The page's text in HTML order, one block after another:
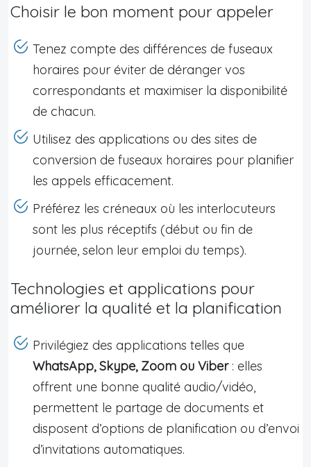
Choisir le bon moment pour appeler
Tenez compte des différences de fuseaux
horaires pour éviter de déranger vos
correspondants et maximiser la disponibilité
de chacun.
Utilisez des applications ou des sites de
conversion de fuseaux horaires pour planifier
les appels efficacement.
Préférez les créneaux où les interlocuteurs
sont les plus réceptifs (début ou fin de
journée, selon leur emploi du temps).
Technologies et applications pour
améliorer la qualité et la planification
Privilégiez des applications telles que
WhatsApp, Skype, Zoom ou Viber: elles
offrent une bonne qualité audio/vidéo,
permettent le partage de documents et
disposent d’options de planification ou d’envoi
d’invitations automatiques.